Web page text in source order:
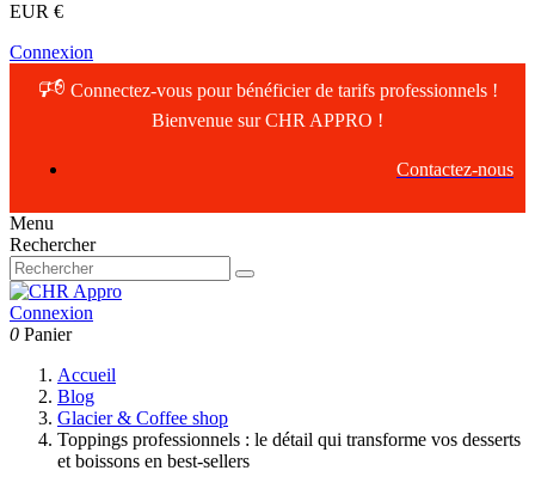
EUR €
Connexion
🕫 Connectez-vous pour bénéficier de tarifs professionnels !
Connectez-vous pour bénéficier de tarifs professionnels !
Bienvenue sur CHR APPRO !
Contactez-nous
Menu
Rechercher
Connexion
0 Panier
Accueil
Blog
Glacier & Coffee shop
Toppings professionnels : le détail qui transforme vos desserts
et boissons en best-sellers